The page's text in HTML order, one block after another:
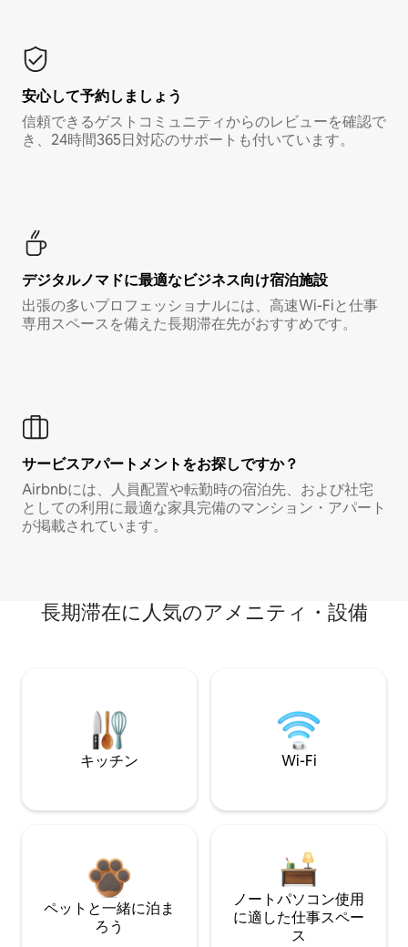
安心して予約しましょう
信頼できるゲストコミュニティからのレビューを確認で
き、24時間365日対応のサポートも付いています。
デジタルノマド⁠に最⁠適⁠なビ⁠ジ⁠ネ⁠ス⁠向⁠け宿⁠泊⁠施⁠設
出張の多いプロフェッショナルには、高速Wi-Fiと仕事
専用スペースを備えた長期滞在先がおすすめです。
サービスアパートメントをお探しですか？
Airbnbには、人員配置や転勤時の宿泊先、および社宅
としての利用に最適な家具完備のマンション・アパート
が掲載されています。
長期滞在に人気のアメニティ・設備
キッチン Wi-Fi
ペットと一緒に泊ま
ろう
ノートパソコン使用
に適した仕事スペー
ス